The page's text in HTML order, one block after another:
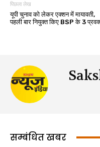
पिछला लेख
यूपी चुनाव को लेकर एक्शन में मायावती,
पहली बार नियुक्त किए BSP के 3
सम्बंधित खबर